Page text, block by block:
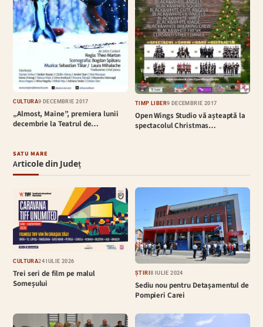
CULTURĂ9 DECEMBRIE 2017
„Almost, Maine”, premiera lunii
decembrie la Teatrul de…
TIMP LIBER9 DECEMBRIE 2017
Open Wings Studio vă așteaptă la
spectacolul Christmas…
SATU MARE
Articole din Județ
CULTURĂ24 IULIE 2026
Trei seri de film pe malul
Someșului
ȘTIRI8 IULIE 2024
Sediu nou pentru Detașamentul de
Pompieri Carei